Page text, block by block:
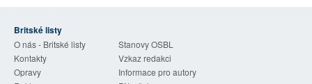
Britské listy
O nás - Britské listy
Stanovy OSBL
Kontakty
Vzkaz redakci
Opravy
Informace pro autory